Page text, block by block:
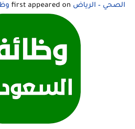
الصحي – الرياض